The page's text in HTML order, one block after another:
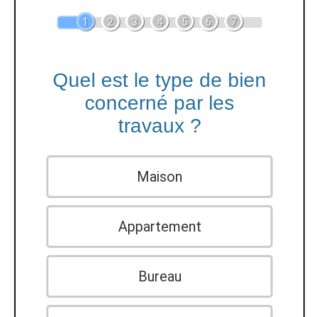
1 2 3 4 5 6 7
Quel est le type de bien
concerné par les
travaux ?
Maison
Appartement
Bureau